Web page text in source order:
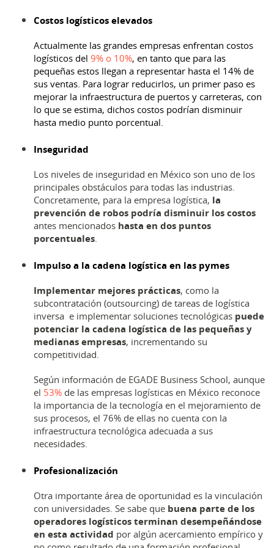
Costos logísticos elevados
Actualmente las grandes empresas enfrentan costos
logísticos del 9% o 10%, en tanto que para las
pequeñas estos llegan a representar hasta el 14% de
sus ventas. Para lograr reducirlos, un primer paso es
mejorar la infraestructura de puertos y carreteras, con
lo que se estima, dichos costos podrían disminuir
hasta medio punto porcentual.
Inseguridad
Los niveles de inseguridad en México son uno de los
principales obstáculos para todas las industrias.
Concretamente, para la empresa logística, la
prevención de robos podría disminuir los costos
antes mencionados hasta en dos puntos
porcentuales.
Impulso a la cadena logística en las pymes
Implementar mejores prácticas, como la
subcontratación (outsourcing) de tareas de logística
inversa e implementar soluciones tecnológicas puede
potenciar la cadena logística de las pequeñas y
medianas empresas, incrementando su
competitividad.
Según información de EGADE Business School, aunque
el 53% de las empresas logísticas en México reconoce
la importancia de la tecnología en el mejoramiento de
sus procesos, el 76% de ellas no cuenta con la
infraestructura tecnológica adecuada a sus
necesidades.
Profesionalización
Otra importante área de oportunidad es la vinculación
con universidades. Se sabe que buena parte de los
operadores logísticos terminan desempeñándose
en esta actividad por algún acercamiento empírico y